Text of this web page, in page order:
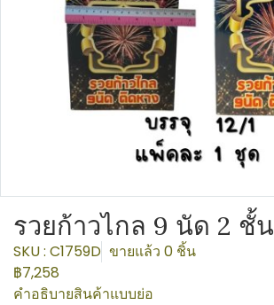
รวยก้าวไกล 9 นัด 2 ชั้น
SKU : C1759D ขายแล้ว 0 ชิ้น
฿7,258
คำอธิบายสินค้าแบบย่อ